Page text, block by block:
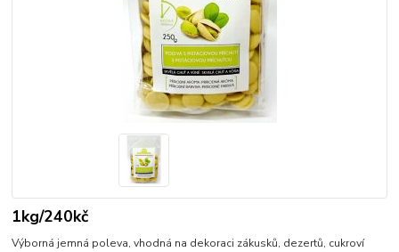
1kg/240kč
Výborná jemná poleva, vhodná na dekoraci zákusků, dezertů, cukroví